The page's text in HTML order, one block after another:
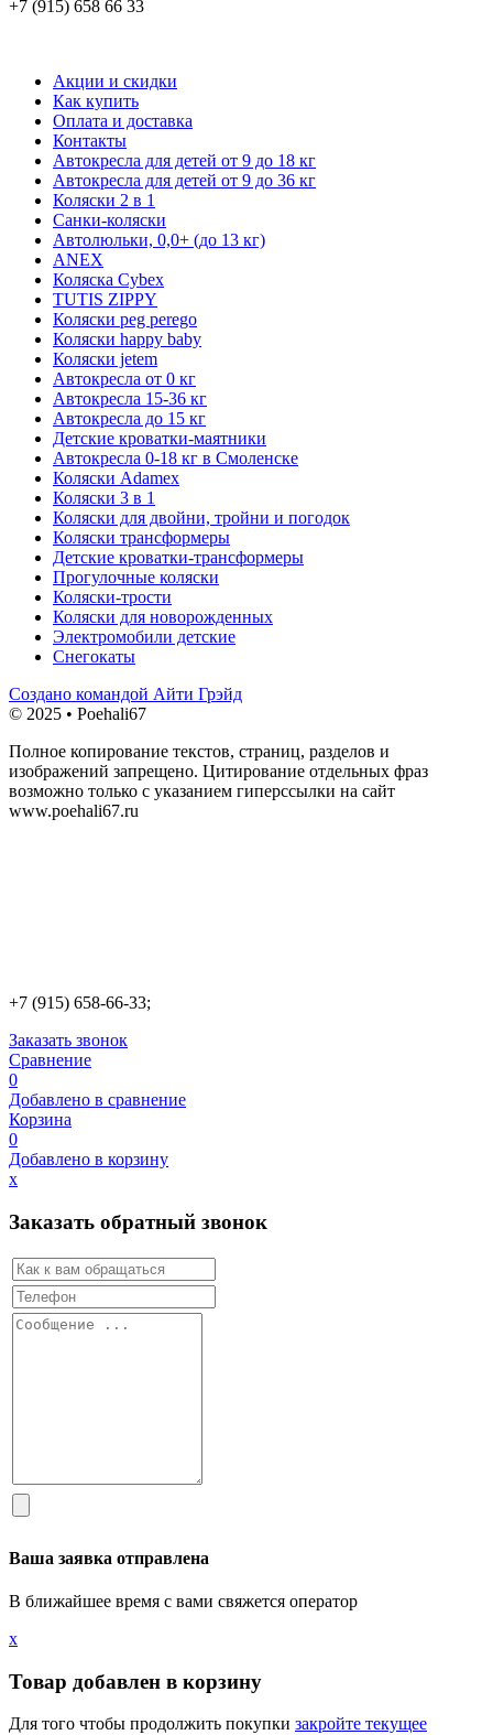
+7 (915) 658 66 33
Акции и скидки
Как купить
Оплата и доставка
Контакты
Автокресла для детей от 9 до 18 кг
Автокресла для детей от 9 до 36 кг
Коляски 2 в 1
Санки-коляски
Автолюльки, 0,0+ (до 13 кг)
ANEX
Коляска Cybex
TUTIS ZIPPY
Коляски peg perego
Коляски happy baby
Коляски jetem
Автокресла от 0 кг
Автокресла 15-36 кг
Автокресла до 15 кг
Детские кроватки-маятники
Автокресла 0-18 кг в Смоленске
Коляски Adamex
Коляски 3 в 1
Коляски для двойни, тройни и погодок
Коляски трансформеры
Детские кроватки-трансформеры
Прогулочные коляски
Коляски-трости
Коляски для новорожденных
Электромобили детские
Снегокаты
Создано командой Айти Грэйд
© 2025 • Poehali67
Полное копирование текстов, страниц, разделов и
изображений запрещено. Цитирование отдельных фраз
возможно только с указанием гиперссылки на сайт
www.poehali67.ru
+7 (915) 658-66-33;
Заказать звонок
Сравнение
0
Добавлено в сравнение
Корзина
0
Добавлено в корзину
х
Заказать обратный звонок
Ваша заявка отправлена
В ближайшее время с вами свяжется оператор
х
Товар добавлен в корзину
Для того чтобы продолжить покупки закройте текущее